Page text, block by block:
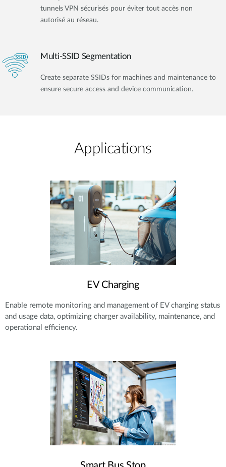
tunnels VPN sécurisés pour éviter tout accès non
autorisé au réseau.
Multi-SSID Segmentation
Create separate SSIDs for machines and maintenance to
ensure secure access and device communication.
Applications
EV Charging
Enable remote monitoring and management of EV charging status
and usage data, optimizing charger availability, maintenance, and
operational efficiency.